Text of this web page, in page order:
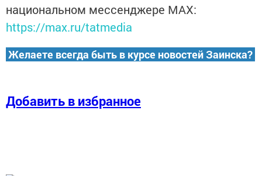
национальном мессенджере MАХ:
https://max.ru/tatmedia
Желаете всегда быть в курсе новостей Заинска?
Добавить в избранное